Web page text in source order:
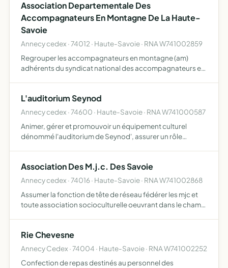
Association Departementale Des
Accompagnateurs En Montagne De La Haute-
Savoie
Annecy cedex · 74012 · Haute-Savoie · RNA W741002859
Regrouper les accompagnateurs en montagne (am)
adhérents du syndicat national des accompagnateurs en
L'auditorium Seynod
Annecy cedex · 74600 · Haute-Savoie · RNA W741000587
Animer, gérer et promouvoir un équipement culturel
dénommé l'auditorium de Seynod', assurer un rôle
culturelle …
Association Des M.j.c. Des Savoie
Annecy cedex · 74016 · Haute-Savoie · RNA W741002868
Assumer la fonction de tête de réseau fédérer les mjc et
toute association socioculturelle oeuvrant dans le champ
Rie Chevesne
Annecy Cedex · 74004 · Haute-Savoie · RNA W741002252
Confection de repas destinés au personnel des